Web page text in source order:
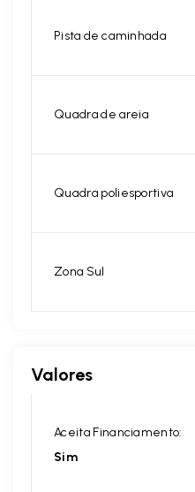
Pista de caminhada
Quadra de areia
Quadra poliesportiva
Zona Sul
Valores
Aceita Financiamento:
Sim